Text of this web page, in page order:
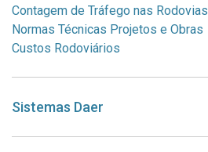
Contagem de Tráfego nas Rodovias
Normas Técnicas Projetos e Obras
Custos Rodoviários
Sistemas Daer